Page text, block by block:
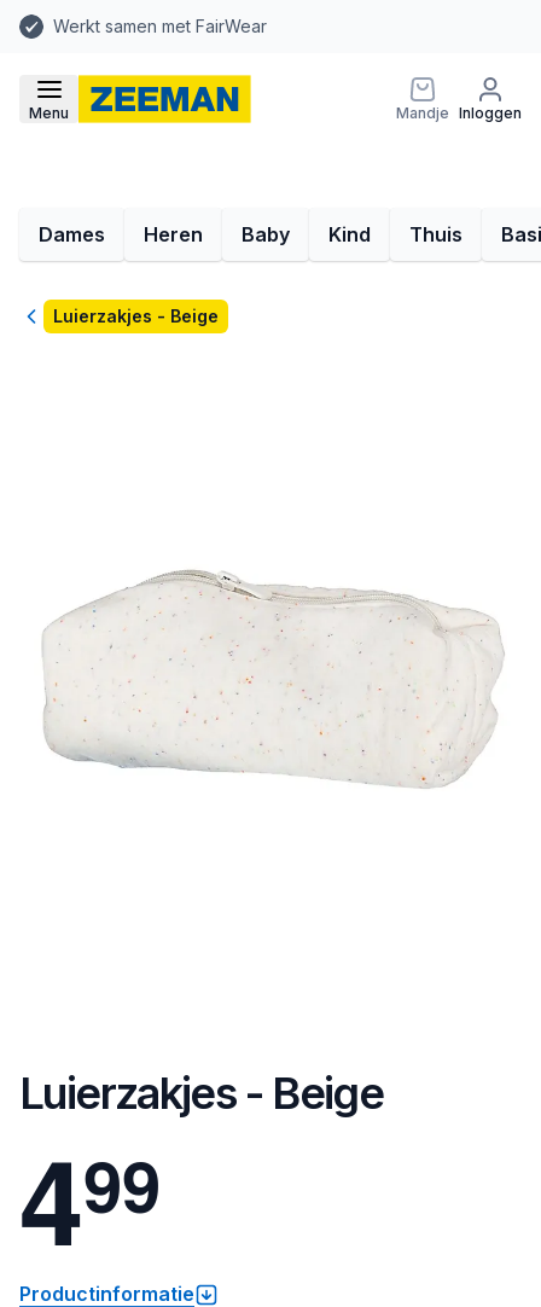
Werkt samen met FairWear
Menu Mandje Inloggen
Dames Heren Baby Kind Thuis
TerugLuierzakjes - Beige
Luierzakjes - Beige
499
Productinformatie